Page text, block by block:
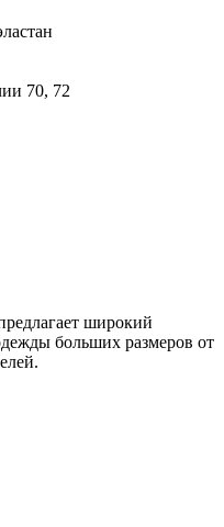
70, 72
широкий
больших размеров от